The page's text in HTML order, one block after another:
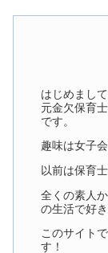
はじめまして
元金欠保育
です。
趣味は女子
以前は保育士
全くの素人
の生活で好
このサイト
す！